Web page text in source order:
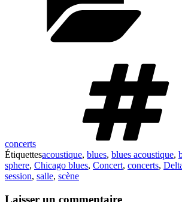
concerts
Étiquettesacoustique, blues, blues acoustique,
sphere, Chicago blues, Concert, concerts,
session, salle, scène
Laisser un commentaire